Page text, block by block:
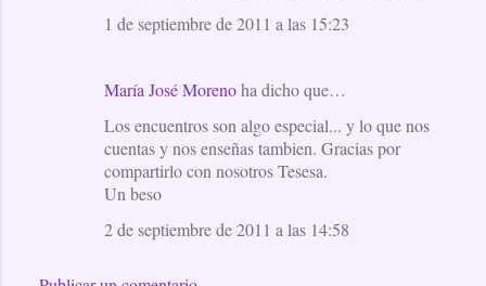
1 de septiembre de 2011 a las 15:23
María José Morenoha dicho que…
Los encuentros son algo especial... y lo que nos
cuentas y nos enseñas tambien. Gracias por
compartirlo con nosotros Tesesa.
Un beso
2 de septiembre de 2011 a las 14:58